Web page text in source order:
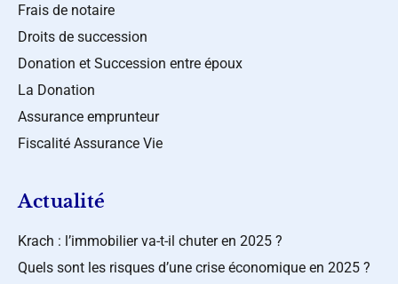
Frais de notaire
Droits de succession
Donation et Succession entre époux
La Donation
Assurance emprunteur
Fiscalité Assurance Vie
Actualité
Krach : l’immobilier va-t-il chuter en 2025 ?
Quels sont les risques d’une crise économique en 2025 ?